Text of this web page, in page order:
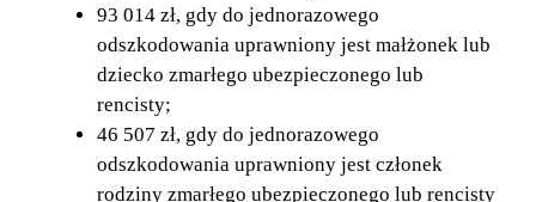
93 014 zł, gdy do jednorazowego
odszkodowania uprawniony jest małżonek lub
dziecko zmarłego ubezpieczonego lub
rencisty;
46 507 zł, gdy do jednorazowego
odszkodowania uprawniony jest członek
rodziny zmarłego ubezpieczonego lub rencisty